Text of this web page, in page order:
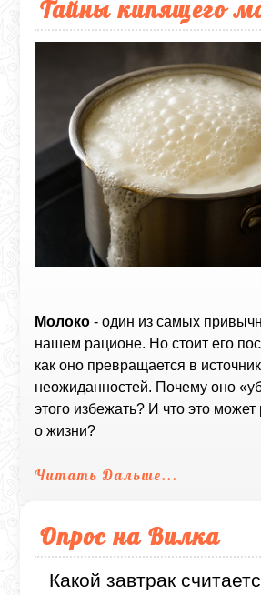
Тайны кипящего
Молоко - один из самых
нашем рационе. Но стоит его
как оно превращается в источник
неожиданностей. Почему оно
этого избежать? И что это может
о жизни?
Читать Дальше...
Опрос на Вилка
Какой завтрак